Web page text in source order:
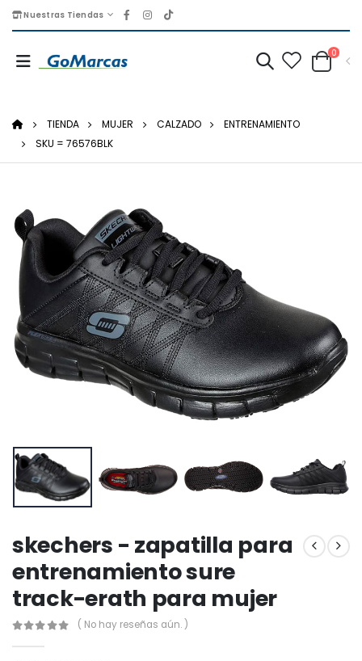
Nuestras Tiendas
0
TIENDA MUJER CALZADO
ENTRENAMIENTO
SKU = 76576BLK
skechers - zapatilla para
entrenamiento sure
track-erath para mujer
( No hay reseñas aún. )